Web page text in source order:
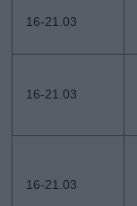
16-21.03
16-21.03
16-21.03